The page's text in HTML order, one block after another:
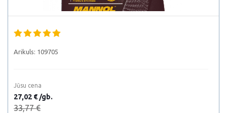
Arikuls: 109705
Jūsu cena
27,02 € /gb.
33,77 €